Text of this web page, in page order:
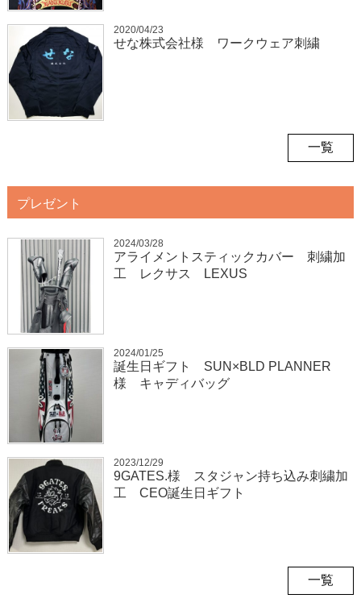
2020/04/23
せな株式会社様 ワークウェア刺繍
一覧
プレゼント
2024/03/28
アライメントスティックカバー 刺繍加
工 レクサス LEXUS
2024/01/25
誕生日ギフト SUN×BLD PLANNER
様 キャディバッグ
2023/12/29
9GATES.様 スタジャン持ち込み刺繍加
工 CEO誕生日ギフト
一覧